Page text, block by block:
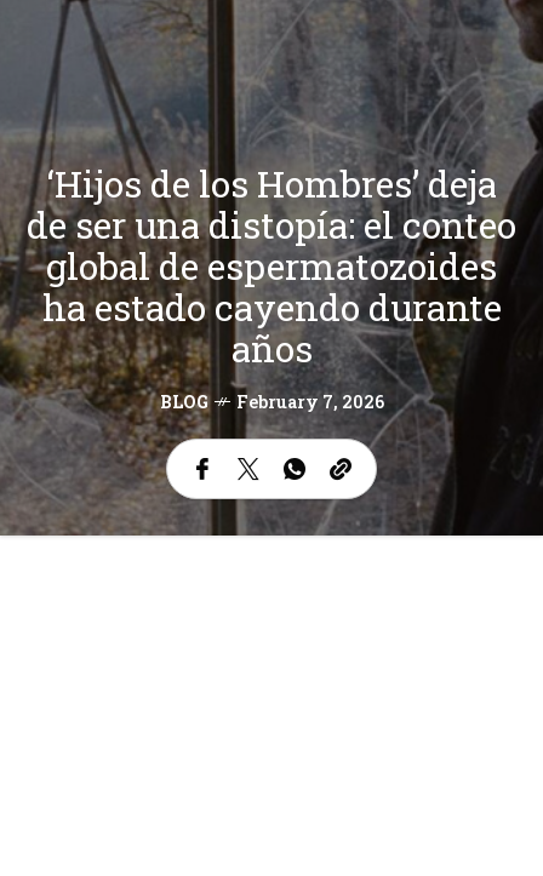
‘Hijos de los Hombres’ deja
de ser una distopía: el conteo
global de espermatozoides
ha estado cayendo durante
años
BLOG February 7, 2026